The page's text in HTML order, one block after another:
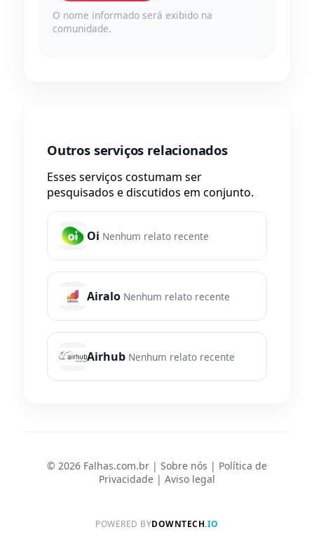
O nome informado será exibido na
comunidade.
Outros serviços relacionados
Esses serviços costumam ser
pesquisados e discutidos em conjunto.
Oi Nenhum relato recente
Airalo Nenhum relato recente
Airhub Nenhum relato recente
© 2026 Falhas.com.br | Sobre nós | Política de
Privacidade | Aviso legal
POWERED BYDOWNTECH.IO